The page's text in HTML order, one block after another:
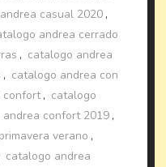
casual 2020 ,
andrea cerrado
, catalogo andrea
, catalogo andrea con
confort, catalogo
confort 2019 ,
verano ,
catalogo andrea